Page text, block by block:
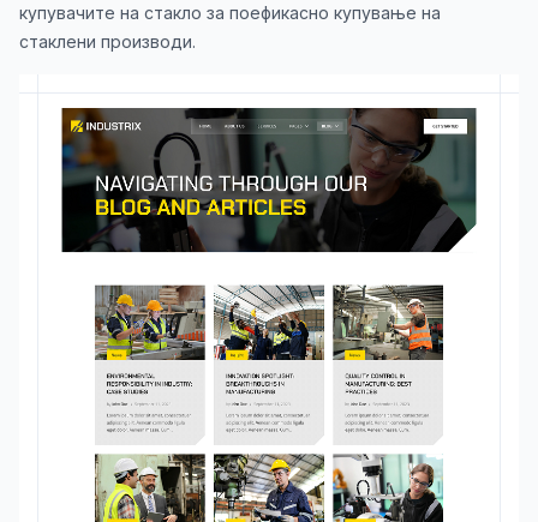
купувачите на стакло за поефикасно купување на
стаклени производи.